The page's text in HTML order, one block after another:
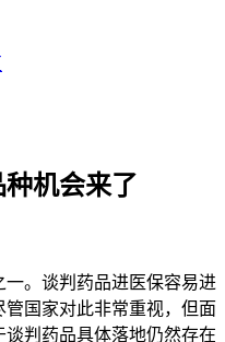
机会来了
。谈判药品进医保容易进
国家对此非常重视，但面
判药品具体落地仍然存在